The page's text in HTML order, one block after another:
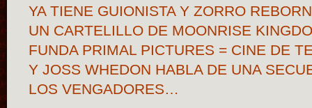
YA TIENE GUIONISTA Y ZORRO
UN CARTELILLO DE MOONRISE
FUNDA PRIMAL PICTURES = CINE DE
Y JOSS WHEDON HABLA DE UNA
LOS VENGADORES…